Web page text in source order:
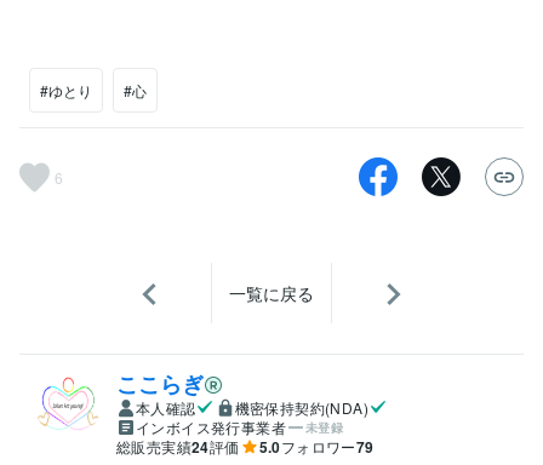
#ゆとり #心
6
一覧に戻る
ここらぎ
本人確認
機密保持契約(NDA)
インボイス発行事業者
未登録
総販売実績24評価 5.0フォロワー79